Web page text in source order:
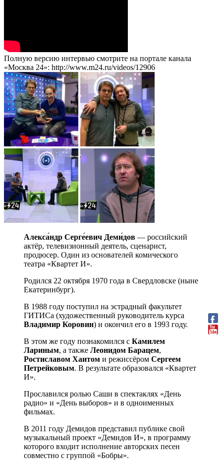
Полную версию интервью смотрите на портале канала
«Москва 24»: http://www.m24.ru/videos/12906
Алекса́ндр Серге́евич Деми́дов — российский
актёр, телевизионный деятель, сценарист,
продюсер. Один из основателей комического
театра «Квартет И».
Родился 22 октября 1970 года в Свердловске (ныне
Екатеринбург).
В 1988 году поступил на эстрадный факультет
ГИТИСа (художественный руководитель курса
Владимир Коровин) и окончил его в 1993 году.
В этом же году познакомился с Камилем
Лариным, а также Леонидом Барацем,
Ростиславом Хаитом и режиссёром Сергеем
Петрейковым. В результате образовался «Квартет
И».
Прославился ролью Саши в спектаклях «День
радио» и «День выборов» и в одноименных
фильмах.
В 2011 году Демидов представил публике свой
музыкальный проект «Демидов И», в программу
которого входит исполнение авторских песен
совместно с группой «Бобры».